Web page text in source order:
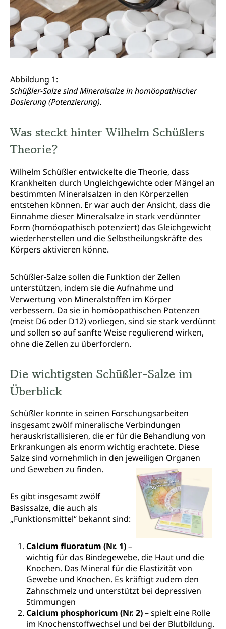
Abbildung 1:
Schüßler-Salze sind Mineralsalze in homöopathischer
Dosierung (Potenzierung).
Was steckt hinter Wilhelm Schüßlers
Theorie?
Wilhelm Schüßler entwickelte die Theorie, dass
Krankheiten durch Ungleichgewichte oder Mängel an
bestimmten Mineralsalzen in den Körperzellen
entstehen können. Er war auch der Ansicht, dass die
Einnahme dieser Mineralsalze in stark verdünnter
Form (homöopathisch potenziert) das Gleichgewicht
wiederherstellen und die Selbstheilungskräfte des
Körpers aktivieren könne.
Schüßler-Salze sollen die Funktion der Zellen
unterstützen, indem sie die Aufnahme und
Verwertung von Mineralstoffen im Körper
verbessern. Da sie in homöopathischen Potenzen
(meist D6 oder D12) vorliegen, sind sie stark verdünnt
und sollen so auf sanfte Weise regulierend wirken,
ohne die Zellen zu überfordern.
Die wichtigsten Schüßler-Salze im
Überblick
Schüßler konnte in seinen Forschungsarbeiten
insgesamt zwölf mineralische Verbindungen
herauskristallisieren, die er für die Behandlung von
Erkrankungen als enorm wichtig erachtete. Diese
Salze sind vornehmlich in den jeweiligen Organen
und Geweben zu finden.
Es gibt insgesamt zwölf
Basissalze, die auch als
„Funktionsmittel“ bekannt sind:
Calcium fluoratum (Nr. 1)–
wichtig für das Bindegewebe, die Haut und die
Knochen. Das Mineral für die Elastizität von
Gewebe und Knochen. Es kräftigt zudem den
Zahnschmelz und unterstützt bei depressiven
Stimmungen
Calcium phosphoricum (Nr. 2)– spielt eine Rolle
im Knochenstoffwechsel und bei der Blutbildung.